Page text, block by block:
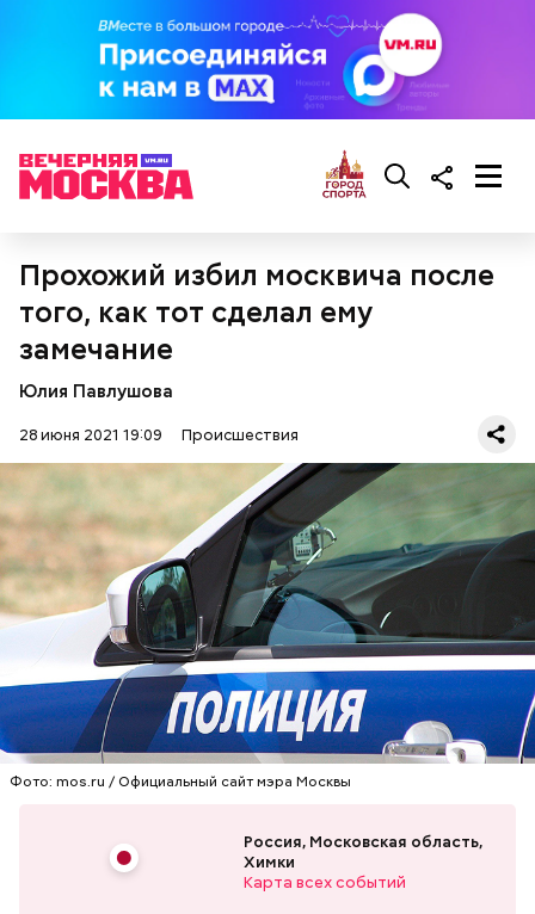
Прохожий избил москвича после
того, как тот сделал ему
замечание
Юлия Павлушова
28 июня 2021 19:09 Происшествия
Фото: mos.ru / Официальный сайт мэра Москвы
Россия, Московская область,
Химки
Карта всех событий
Ранее пресс-служба Департамента транспорта и
развития дорожно-транспортной
Между тем москвичи на протяжении всего дня
снимают происходящее на видео и делятся
впечатлениями в социальных сетях. Редакция
«Вечерней Москвы» выбрала самые эффектные и
запоминающиеся кадры.